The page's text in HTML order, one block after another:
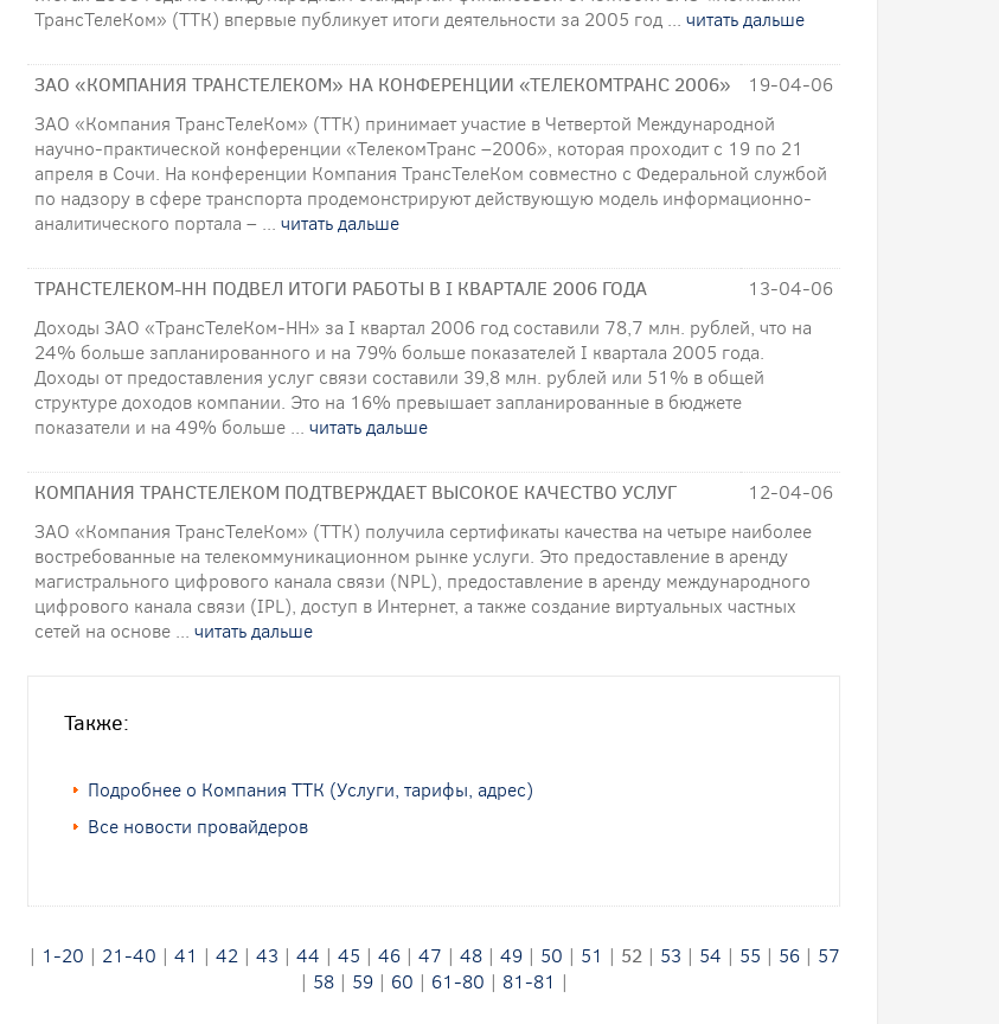
ТрансТелеКом» (ТТК) впервые публикует итоги деятельности за 2005 год ... читать дальше
ЗАО «КОМПАНИЯ ТРАНСТЕЛЕКОМ» НА КОНФЕРЕНЦИИ «ТЕЛЕКОМТРАНС 2006»
19-04-06
ЗАО «Компания ТрансТелеКом» (ТТК) принимает участие в Четвертой Международной
научно-практической конференции «ТелекомТранс –2006», которая проходит с 19 по 21
апреля в Сочи. На конференции Компания ТрансТелеКом совместно с Федеральной службой
по надзору в сфере транспорта продемонстрируют действующую модель информационно-
аналитического портала – ... читать дальше
ТРАНСТЕЛЕКОМ-НН ПОДВЕЛ ИТОГИ РАБОТЫ В I КВАРТАЛЕ 2006 ГОДА
13-04-06
Доходы ЗАО «ТрансТелеКом-НН» за I квартал 2006 год составили 78,7 млн. рублей, что на
24% больше запланированного и на 79% больше показателей I квартала 2005 года.
Доходы от предоставления услуг связи составили 39,8 млн. рублей или 51% в общей
структуре доходов компании. Это на 16% превышает запланированные в бюджете
показатели и на 49% больше ... читать дальше
КОМПАНИЯ ТРАНСТЕЛЕКОМ ПОДТВЕРЖДАЕТ ВЫСОКОЕ КАЧЕСТВО УСЛУГ
12-04-06
ЗАО «Компания ТрансТелеКом» (ТТК) получила сертификаты качества на четыре наиболее
востребованные на телекоммуникационном рынке услуги. Это предоставление в аренду
магистрального цифрового канала связи (NPL), предоставление в аренду международного
цифрового канала связи (IPL), доступ в Интернет, а также создание виртуальных частных
сетей на основе ... читать дальше
Также:
Подробнее о Компания ТТК (Услуги, тарифы, адрес)
Все новости провайдеров
| 1-20 | 21-40 | 41 | 42| 43 | 44 | 45 | 46| 47 | 48| 49| 50 | 51 | 52| 53 | 54 | 55 | 56| 57
| 58| 59| 60 | 61-80 | 81-81 |